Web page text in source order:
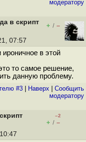
модератору
в скрипт
+ / –
07:57
в этой
то самое решение,
данную проблему.
#3 Наверх
Cообщить
модератору
–2
+ / –